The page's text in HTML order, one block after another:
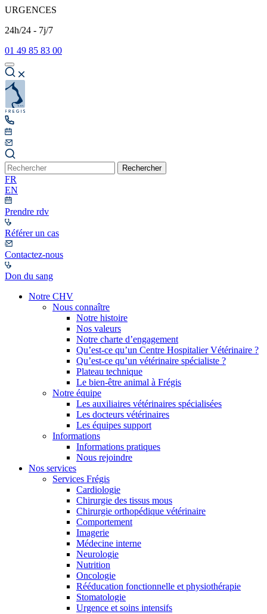
URGENCES
24h/24 - 7j/7
01 49 85 83 00
Rechercher
FR
EN
Prendre rdv
Référer un cas
Contactez-nous
Don du sang
Notre CHV
Nous connaître
Notre histoire
Nos valeurs
Notre charte d’engagement
Qu’est-ce qu’un Centre Hospitalier Vétérinaire ?
Qu’est-ce qu’un vétérinaire spécialiste ?
Plateau technique
Le bien-être animal à Frégis
Notre équipe
Les auxiliaires vétérinaires spécialisées
Les docteurs vétérinaires
Les équipes support
Informations
Informations pratiques
Nous rejoindre
Nos services
Services Frégis
Cardiologie
Chirurgie des tissus mous
Chirurgie orthopédique vétérinaire
Comportement
Imagerie
Médecine interne
Neurologie
Nutrition
Oncologie
Rééducation fonctionnelle et physiothérapie
Stomatologie
Urgence et soins intensifs